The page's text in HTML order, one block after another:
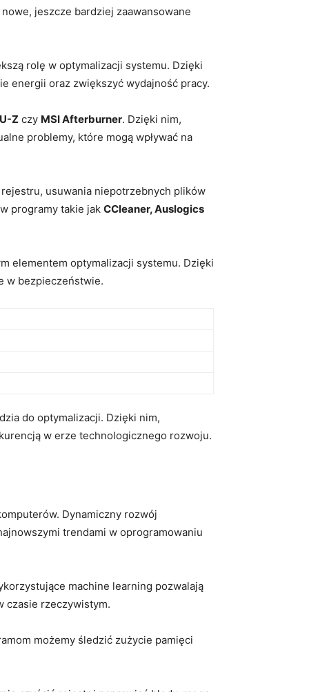
jeszcze bardziej zaawansowane
rolę w optymalizacji systemu. Dzięki
energii oraz zwiększyć wydajność pracy.
Z czy MSI Afterburner. Dzięki nim,
problemy, które mogą wpływać na
usuwania niepotrzebnych plików
programy takie jak CCleaner, Auslogics
elementem optymalizacji systemu. Dzięki
w bezpieczeństwie.
do optymalizacji. Dzięki nim,
w erze technologicznego rozwoju.
Dynamiczny rozwój
trendami w oprogramowaniu
machine learning pozwalają
czasie rzeczywistym.
możemy śledzić zużycie pamięci